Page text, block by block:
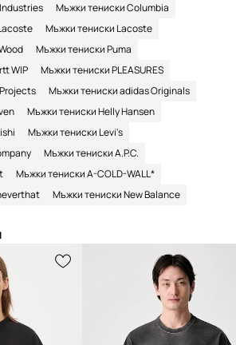
Мъжки тениски Columbia
Мъжки тениски Lacoste
Мъжки тениски Puma
WIP
Мъжки тениски PLEASURES
Мъжки тениски adidas Originals
Мъжки тениски Helly Hansen
Мъжки тениски Levi's
Мъжки тениски A.P.C.
Мъжки тениски A-COLD-WALL*
Мъжки тениски New Balance